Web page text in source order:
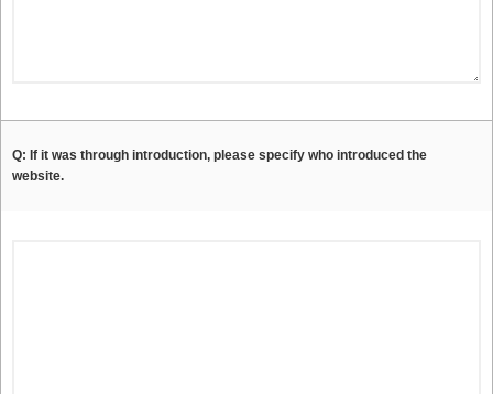
Q: If it was through introduction, please specify who introduced the
website.